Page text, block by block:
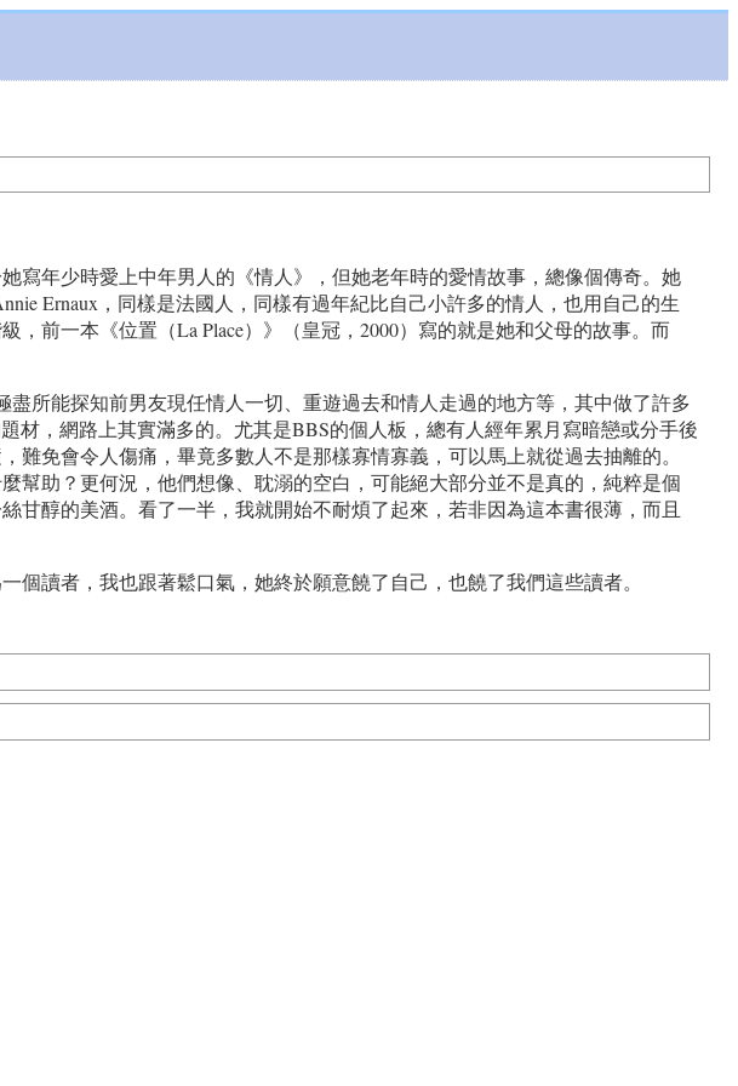
寫年少時愛上中年男人的《情人》，但她老年時的愛情故事，總像個傳奇。她
Ernaux，同樣是法國人，同樣有過年紀比自己小許多的情人，也用自己的生
前一本《位置（La Place）》（皇冠，2000）寫的就是她和父母的故事。而
所能探知前男友現任情人一切、重遊過去和情人走過的地方等，其中做了許多
，網路上其實滿多的。尤其是BBS的個人板，總有人經年累月寫暗戀或分手後
免會令人傷痛，畢竟多數人不是那樣寡情寡義，可以馬上就從過去抽離的。
幫助？更何況，他們想像、耽溺的空白，可能絕大部分並不是真的，純粹是個
甘醇的美酒。看了一半，我就開始不耐煩了起來，若非因為這本書很薄，而且
讀者，我也跟著鬆口氣，她終於願意饒了自己，也饒了我們這些讀者。